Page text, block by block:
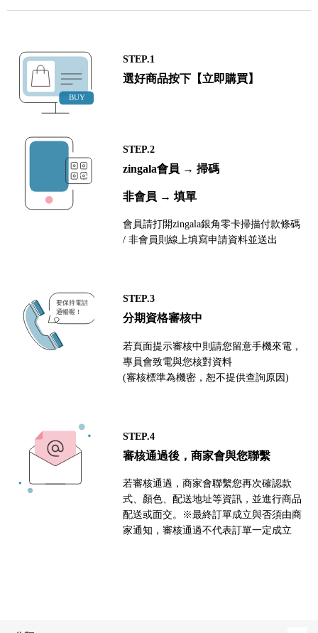
STEP.1
選好商品按下【立即購買】
STEP.2
zingala會員 → 掃碼
非會員 → 填單
會員請打開zingala銀角零卡掃描付款條碼
/ 非會員則線上填寫申請資料並送出
STEP.3
分期資格審核中
若頁面提示審核中則請您留意手機來電，
專員會致電與您核對資料
(審核標準為機密，恕不提供查詢原因)
STEP.4
審核通過後，商家會與您聯繫
若審核通過，商家會聯繫您再次確認款
式、顏色、配送地址等資訊，並進行商品
配送或面交。※最終訂單成立與否須由商
家通知，審核通過不代表訂單一定成立